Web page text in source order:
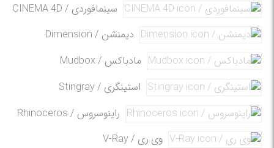
سینمافوردی / CINEMA 4D
دیمنشن / Dimension
مادباکس / Mudbox
استینگری / Stingray
راینوسروس / Rhinoceros
وی ری / V-Ray